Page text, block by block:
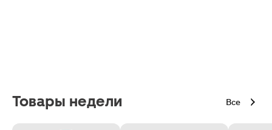
Товары недели Все